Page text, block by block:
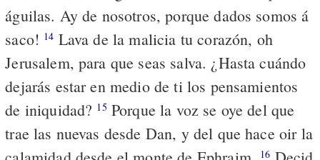
águilas. ­Ay de nosotros, porque dados somos á
saco! 14 Lava de la malicia tu corazón, oh
Jerusalem, para que seas salva. ¿Hasta cuándo
dejarás estar en medio de ti los pensamientos
de iniquidad? 15 Porque la voz se oye del que
trae las nuevas desde Dan, y del que hace oir la
16